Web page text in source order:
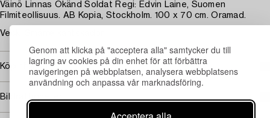
Genom att klicka på "acceptera alla" samtycker du till
lagring av cookies på din enhet för att förbättra
navigeringen på webbplatsen, analysera webbplatsens
användning och anpassa vår marknadsföring.
Väinö Linnas Okänd Soldat Regi: Edvin Laine, Suomen
Filmiteollisuus. AB Kopia, Stockholm. 100 x 70 cm. Oramad.
Veck. Smärre kantskador.
Köpinformation
Bildrättigheter